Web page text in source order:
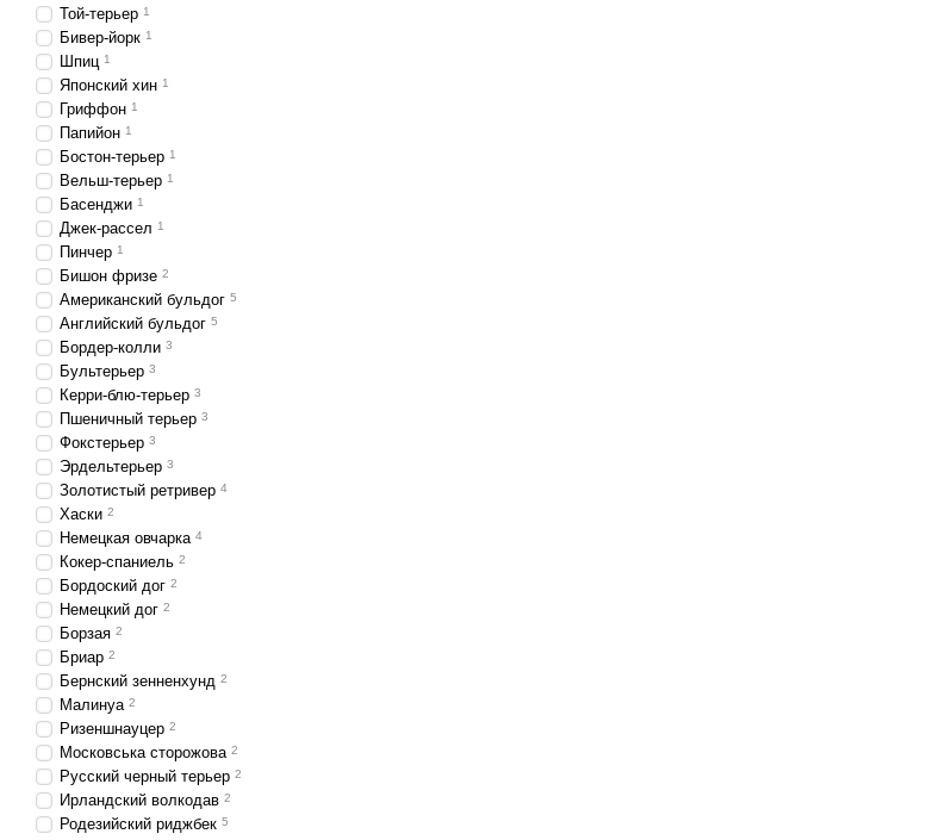
Той-терьер 1
Бивер-йорк 1
Шпиц 1
Японский хин 1
Гриффон 1
Папийон 1
Бостон-терьер 1
Вельш-терьер 1
Басенджи 1
Джек-рассел 1
Пинчер 1
Бишон фризе 2
Американский бульдог 5
Английский бульдог 5
Бордер-колли 3
Бультерьер 3
Керри-блю-терьер 3
Пшеничный терьер 3
Фокстерьер 3
Эрдельтерьер 3
Золотистый ретривер 4
Хаски 2
Немецкая овчарка 4
Кокер-спаниель 2
Бордоский дог 2
Немецкий дог 2
Борзая 2
Бриар 2
Бернский зенненхунд 2
Малинуа 2
Ризеншнауцер 2
Московська сторожова 2
Русский черный терьер 2
Ирландский волкодав 2
Родезийский риджбек 5